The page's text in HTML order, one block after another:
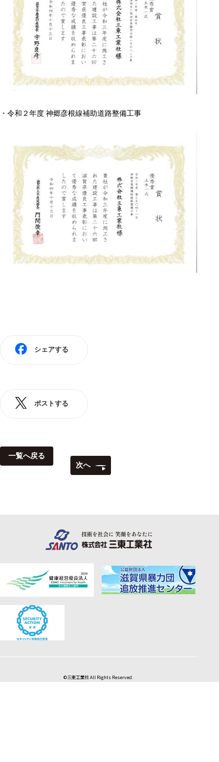
・令和２年度 神郷彦根線補助道路整備工事
シェアする
ポストする
一覧へ戻る
次へ
©三東工業社 All Rights Reserved.